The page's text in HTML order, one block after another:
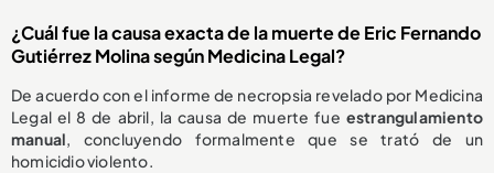
¿Cuál fue la causa exacta de la muerte de Eric Fernando
Gutiérrez Molina según Medicina Legal?
De acuerdo con el informe de necropsia revelado por Medicina
Legal el 8 de abril, la causa de muerte fue estrangulamiento
manual, concluyendo formalmente que se trató de un
homicidio violento.